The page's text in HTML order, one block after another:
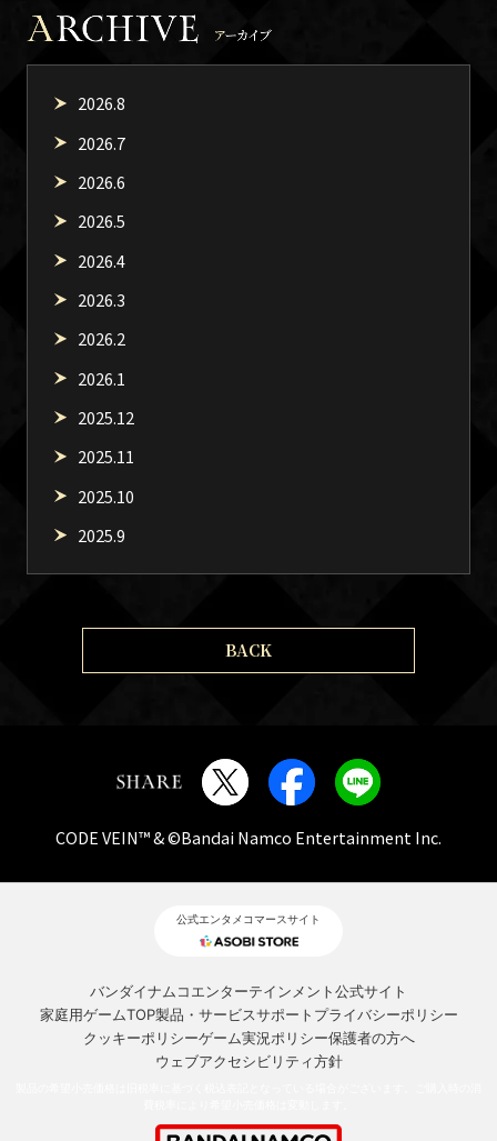
2026.8
2026.7
2026.6
2026.5
2026.4
2026.3
2026.2
2026.1
2025.12
2025.11
2025.10
2025.9
BACK
CODE VEIN™ & ©Bandai Namco Entertainment Inc.
公式エンタメコマースサイト
バンダイナムコエンターテインメント公式サイト
家庭用ゲームTOP製品・サービスサポート プライバシーポリシー
クッキーポリシーゲーム実況ポリシー保護者の方へ
ウェブアクセシビリティ方針